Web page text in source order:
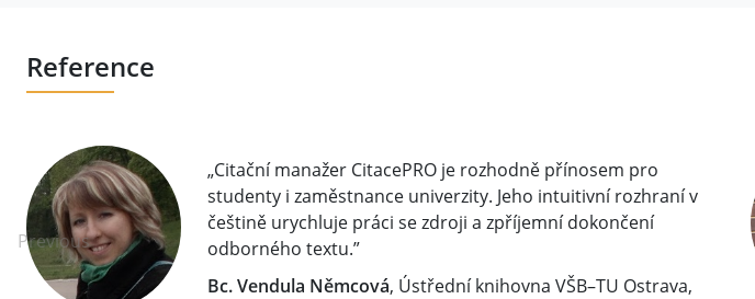
Reference
„Citační manažer CitacePRO je rozhodně přínosem pro
studenty i zaměstnance univerzity. Jeho intuitivní rozhraní v
češtině urychluje práci se zdroji a zpříjemní dokončení
odborného textu.”
Bc. Vendula Němcová, Ústřední knihovna VŠB–TU Ostrava,
Previous